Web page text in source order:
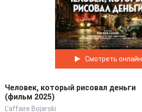
Смотреть онлайн
Человек, который рисовал деньги
(фильм 2025)
L'affaire Bojarski